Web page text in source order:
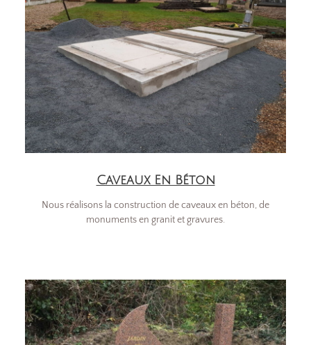
Caveaux En Béton
Nous réalisons la construction de caveaux en béton, de
monuments en granit et gravures.